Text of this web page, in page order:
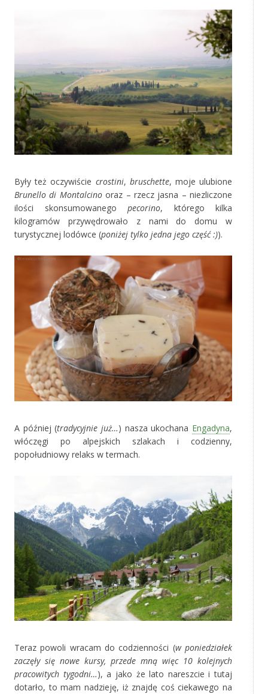
Były też oczywiście crostini, bruschette, moje ulubione
Brunello di Montalcinooraz – rzecz jasna – niezliczone
ilości skonsumowanego pecorino, którego kilka
kilogramów przywędrowało z nami do domu w
turystycznej lodówce (poniżej tylko jedna jego część :)).
A później (tradycyjnie już…) nasza ukochana Engadyna,
włóczęgi po alpejskich szlakach i codzienny,
popołudniowy relaks w termach.
Teraz powoli wracam do codzienności (w poniedziałek
zaczęły się nowe kursy, przede mną więc 10 kolejnych
pracowitych tygodni…), a jako że lato nareszcie i tutaj
dotarło, to mam nadzieję, iż znajdę coś ciekawego na